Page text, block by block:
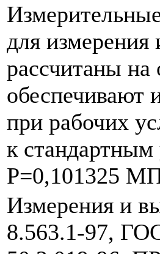
для измерения
рассчитаны на
обеспечивают
при рабочих
к
Р=0,101325
Измерения и
8.563.1-97,